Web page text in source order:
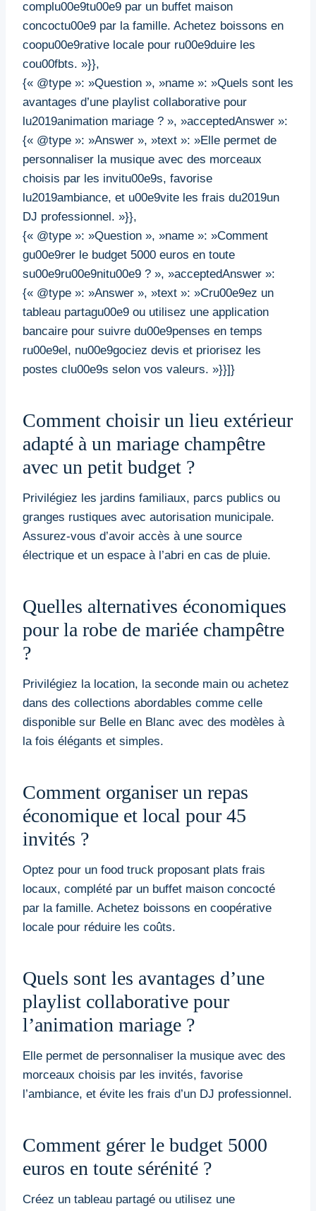
complu00e9tu00e9 par un buffet maison
concoctu00e9 par la famille. Achetez boissons en
coopu00e9rative locale pour ru00e9duire les
cou00fbts. »}},
{« @type »: »Question », »name »: »Quels sont les
avantages d’une playlist collaborative pour
lu2019animation mariage ? », »acceptedAnswer »:
{« @type »: »Answer », »text »: »Elle permet de
personnaliser la musique avec des morceaux
choisis par les invitu00e9s, favorise
lu2019ambiance, et u00e9vite les frais du2019un
DJ professionnel. »}},
{« @type »: »Question », »name »: »Comment
gu00e9rer le budget 5000 euros en toute
su00e9ru00e9nitu00e9 ? », »acceptedAnswer »:
{« @type »: »Answer », »text »: »Cru00e9ez un
tableau partagu00e9 ou utilisez une application
bancaire pour suivre du00e9penses en temps
ru00e9el, nu00e9gociez devis et priorisez les
postes clu00e9s selon vos valeurs. »}}]}
Comment choisir un lieu extérieur
adapté à un mariage champêtre
avec un petit budget ?
Privilégiez les jardins familiaux, parcs publics ou
granges rustiques avec autorisation municipale.
Assurez-vous d’avoir accès à une source
électrique et un espace à l’abri en cas de pluie.
Quelles alternatives économiques
pour la robe de mariée champêtre
?
Privilégiez la location, la seconde main ou achetez
dans des collections abordables comme celle
disponible sur Belle en Blanc avec des modèles à
la fois élégants et simples.
Comment organiser un repas
économique et local pour 45
invités ?
Optez pour un food truck proposant plats frais
locaux, complété par un buffet maison concocté
par la famille. Achetez boissons en coopérative
locale pour réduire les coûts.
Quels sont les avantages d’une
playlist collaborative pour
l’animation mariage ?
Elle permet de personnaliser la musique avec des
morceaux choisis par les invités, favorise
l’ambiance, et évite les frais d’un DJ professionnel.
Comment gérer le budget 5000
euros en toute sérénité ?
Créez un tableau partagé ou utilisez une